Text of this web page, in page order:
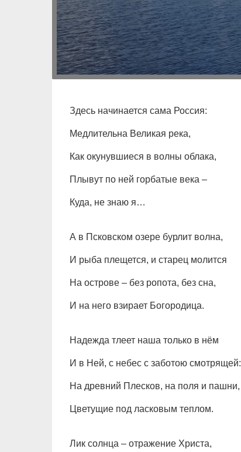
Здесь начинается сама Россия:
Медлительна Великая река,
Как окунувшиеся в волны облака,
Плывут по ней горбатые века –
Куда, не знаю я…
А в Псковском озере бурлит волна,
И рыба плещется, и старец молится
На острове – без ропота, без сна,
И на него взирает Богородица.
Надежда тлеет наша только в нём
И в Ней, с небес с заботою смотрящей:
На древний Плесков, на поля и пашни,
Цветущие под ласковым теплом.
Лик солнца – отражение Христа,